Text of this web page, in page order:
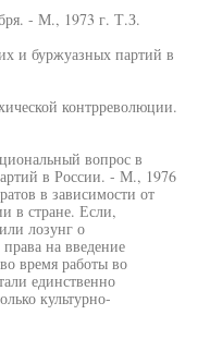
- М., 1973 г. Т.З.
и буржуазных партий в
контрреволюции.
вопрос в
в России. - М., 1976
в зависимости от
в стране. Если,
лозунг о
на введение
время работы во
единственно
культурно-